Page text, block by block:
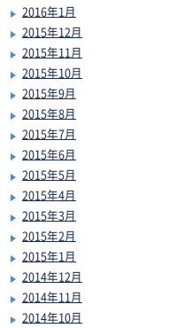
2016年1月
2015年12月
2015年11月
2015年10月
2015年9月
2015年8月
2015年7月
2015年6月
2015年5月
2015年4月
2015年3月
2015年2月
2015年1月
2014年12月
2014年11月
2014年10月